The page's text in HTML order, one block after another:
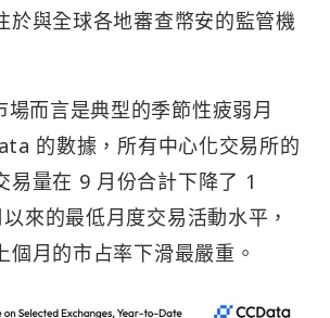
於與全球各地審查幣安的監管機
場而言是典型的季節性疲弱月
的數據，所有中心化交易所的
易量在 9 月份合計下降了 1
來的最低月度交易活動水平，
個月的市占率下滑最嚴重。